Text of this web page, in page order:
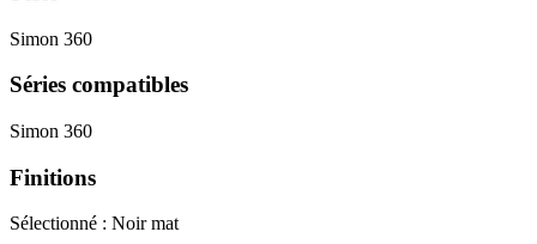
Simon 360
Séries compatibles
Simon 360
Finitions
Sélectionné : Noir mat